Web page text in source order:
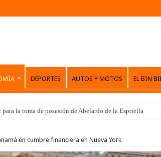
DEPORTES AUTOS Y MOTOS EL BIN
la toma de posesión de Abelardo de la Espriella
en cumbre financiera en Nueva York